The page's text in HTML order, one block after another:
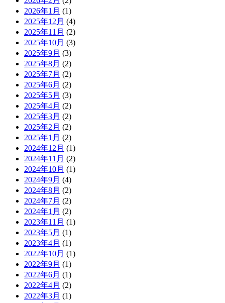
2026年1月 (1)
2025年12月 (4)
2025年11月 (2)
2025年10月 (3)
2025年9月 (3)
2025年8月 (2)
2025年7月 (2)
2025年6月 (2)
2025年5月 (3)
2025年4月 (2)
2025年3月 (2)
2025年2月 (2)
2025年1月 (2)
2024年12月 (1)
2024年11月 (2)
2024年10月 (1)
2024年9月 (4)
2024年8月 (2)
2024年7月 (2)
2024年1月 (2)
2023年11月 (1)
2023年5月 (1)
2023年4月 (1)
2022年10月 (1)
2022年9月 (1)
2022年6月 (1)
2022年4月 (2)
2022年3月 (1)